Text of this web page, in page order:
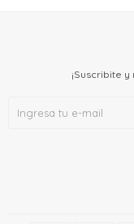
¡Suscribite